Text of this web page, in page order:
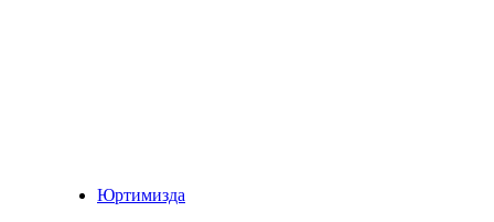
Юртимизда